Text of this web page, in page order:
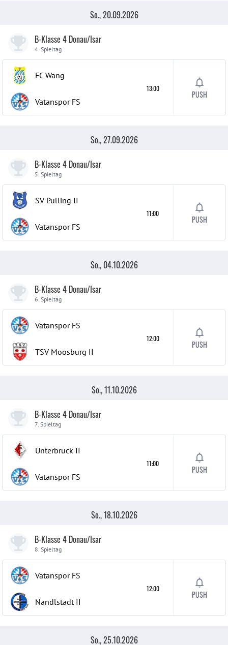
So., 20.09.2026
B-Klasse 4 Donau/Isar
4. Spieltag
FC Wang
Vatanspor FS
13:00
PUSH
So., 27.09.2026
B-Klasse 4 Donau/Isar
5. Spieltag
SV Pulling II
Vatanspor FS
11:00
PUSH
So., 04.10.2026
B-Klasse 4 Donau/Isar
6. Spieltag
Vatanspor FS
TSV Moosburg II
12:00
PUSH
So., 11.10.2026
B-Klasse 4 Donau/Isar
7. Spieltag
Unterbruck II
Vatanspor FS
11:00
PUSH
So., 18.10.2026
B-Klasse 4 Donau/Isar
8. Spieltag
Vatanspor FS
Nandlstadt II
12:00
PUSH
So., 25.10.2026